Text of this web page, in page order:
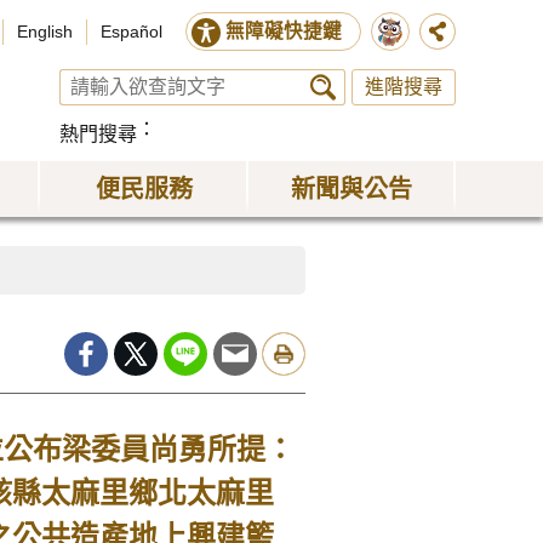
English Español 無障礙快捷鍵
進階搜尋
熱門搜尋
便民服務 新聞與公告
布梁委員尚勇所提：
縣太麻里鄉北太麻里
公共造產地上興建籃